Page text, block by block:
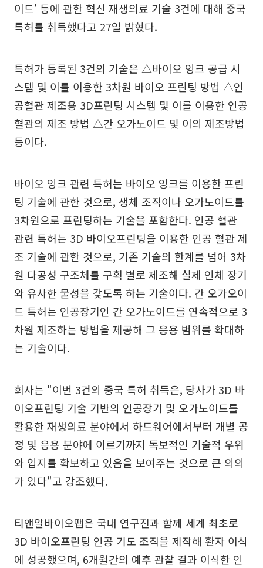
이드' 등에 관한 혁신 재생의료 기술 3건에 대해 중국
특허를 취득했다고 27일 밝혔다.
특허가 등록된 3건의 기술은 △바이오 잉크 공급 시
스템 및 이를 이용한 3차원 바이오 프린팅 방법 △인
공혈관 제조용 3D프린팅 시스템 및 이를 이용한 인공
혈관의 제조 방법 △간 오가노이드 및 이의 제조방법
등이다.
바이오 잉크 관련 특허는 바이오 잉크를 이용한 프린
팅 기술에 관한 것으로, 생체 조직이나 오가노이드를
3차원으로 프린팅하는 기술을 포함한다. 인공 혈관
관련 특허는 3D 바이오프린팅을 이용한 인공 혈관 제
조 기술에 관한 것으로, 기존 기술의 한계를 넘어 3차
원 다공성 구조체를 구획 별로 제조해 실제 인체 장기
와 유사한 물성을 갖도록 하는 기술이다. 간 오가오이
드 특허는 인공장기인 간 오가노이드를 연속적으로 3
차원 제조하는 방법을 제공해 그 응용 범위를 확대하
는 기술이다.
회사는 "이번 3건의 중국 특허 취득은, 당사가 3D 바
이오프린팅 기술 기반의 인공장기 및 오가노이드를
활용한 재생의료 분야에서 하드웨어에서부터 개별 공
정 및 응용 분야에 이르기까지 독보적인 기술적 우위
와 입지를 확보하고 있음을 보여주는 것으로 큰 의의
가 있다"고 강조했다.
티앤알바이오팹은 국내 연구진과 함께 세계 최초로
3D 바이오프린팅 인공 기도 조직을 제작해 환자 이식
에 성공했으며, 6개월간의 예후 관찰 결과 이식한 인